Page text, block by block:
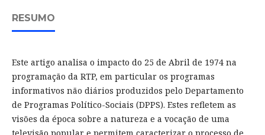
RESUMO
Este artigo analisa o impacto do 25 de Abril de 1974 na
programação da RTP, em particular os programas
informativos não diários produzidos pelo Departamento
de Programas Político-Sociais (DPPS). Estes refletem as
visões da época sobre a natureza e a vocação de uma